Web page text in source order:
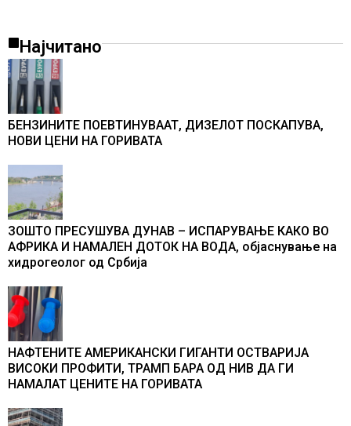
Најчитано
БЕНЗИНИТЕ ПОЕВТИНУВААТ, ДИЗЕЛОТ ПОСКАПУВА,
НОВИ ЦЕНИ НА ГОРИВАТА
ЗОШТО ПРЕСУШУВА ДУНАВ – ИСПАРУВАЊЕ КАКО ВО
АФРИКА И НАМАЛЕН ДОТОК НА ВОДА, објаснување на
хидрогеолог од Србија
НАФТЕНИТЕ АМЕРИКАНСКИ ГИГАНТИ ОСТВАРИЈА
ВИСОКИ ПРОФИТИ, ТРАМП БАРА ОД НИВ ДА ГИ
НАМАЛАТ ЦЕНИТЕ НА ГОРИВАТА